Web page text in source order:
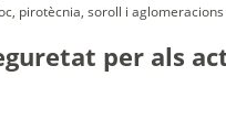
pirotècnia, soroll i aglomeracions
per als